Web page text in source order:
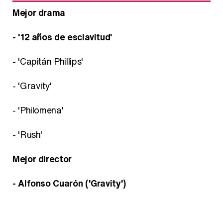
Mejor drama
- '12 años de esclavitud'
- 'Capitán Phillips'
- 'Gravity'
- 'Philomena'
- 'Rush'
Mejor director
- Alfonso Cuarón ('Gravity')